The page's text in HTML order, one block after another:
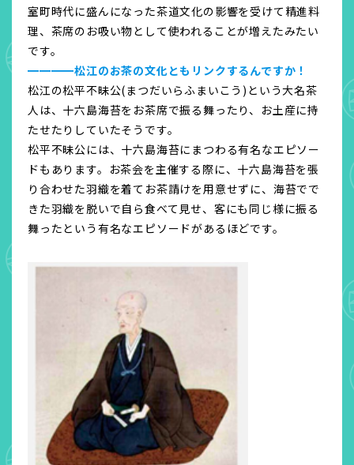
室町時代に盛んになった茶道文化の影響を受けて精進料
理、茶席のお吸い物として使われることが増えたみたい
です。
━━━━松江のお茶の文化ともリンクするんですか！
松江の松平不昧公(まつだいらふまいこう)という大名茶
人は、十六島海苔をお茶席で振る舞ったり、お土産に持
たせたりしていたそうです。
松平不昧公には、十六島海苔にまつわる有名なエピソー
ドもあります。お茶会を主催する際に、十六島海苔を張
り合わせた羽織を着てお茶請けを用意せずに、海苔でで
きた羽織を脱いで自ら食べて見せ、客にも同じ様に振る
舞ったという有名なエピソードがあるほどです。